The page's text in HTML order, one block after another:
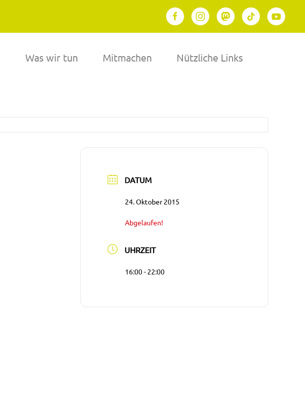
Was wir tun Mitmachen Nützliche Links
DATUM
24. Oktober 2015
Abgelaufen!
UHRZEIT
16:00 - 22:00